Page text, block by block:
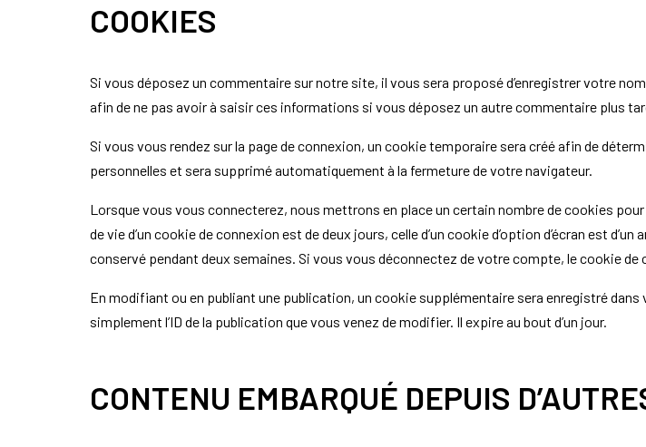
COOKIES
Si vous déposez un commentaire sur notre site, il vous sera proposé d’enregistrer votre
afin de ne pas avoir à saisir ces informations si vous déposez un autre commentaire plus
Si vous vous rendez sur la page de connexion, un cookie temporaire sera créé afin de
personnelles et sera supprimé automatiquement à la fermeture de votre navigateur.
Lorsque vous vous connecterez, nous mettrons en place un certain nombre de cookies
de vie d’un cookie de connexion est de deux jours, celle d’un cookie d’option d’écran est
conservé pendant deux semaines. Si vous vous déconnectez de votre compte, le cookie de
En modifiant ou en publiant une publication, un cookie supplémentaire sera enregistré
simplement l’ID de la publication que vous venez de modifier. Il expire au bout d’un jour.
CONTENU EMBARQUÉ DEPUIS